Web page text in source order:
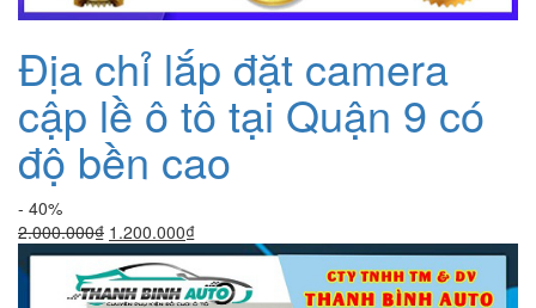
Địa chỉ lắp đặt camera
cập lề ô tô tại Quận 9 có
độ bền cao
- 40%
2.000.000₫ Giá
gốc
là:
2.000.000₫.
1.200.000₫Giá
hiện
tại
là: